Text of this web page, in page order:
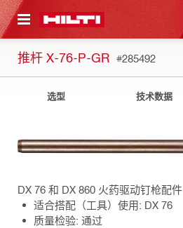
到主页
推杆 X-76-P-GR #285492
选型 技术数据
DX 76 和 DX 860 火药驱动钉枪配件
适合搭配（工具）使用: DX 76
质量检验: 通过